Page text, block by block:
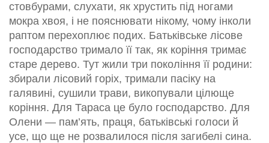
стовбурами, слухати, як хрустить під ногами
мокра хвоя, і не пояснювати нікому, чому інколи
раптом перехоплює подих. Батьківське лісове
господарство тримало її так, як коріння тримає
старе дерево. Тут жили три покоління її родини:
збирали лісовий горіх, тримали пасіку на
галявині, сушили трави, викопували цілюще
коріння. Для Тараса це було господарство. Для
Олени — пам’ять, праця, батьківські голоси й
усе, що ще не розвалилося після загибелі сина.